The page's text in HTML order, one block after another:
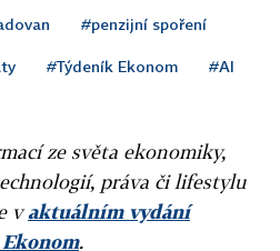
#penzijní spoření
#Týdeník Ekonom #AI
ze světa ekonomiky,
práva či lifestylu
vaktuálním vydání
.